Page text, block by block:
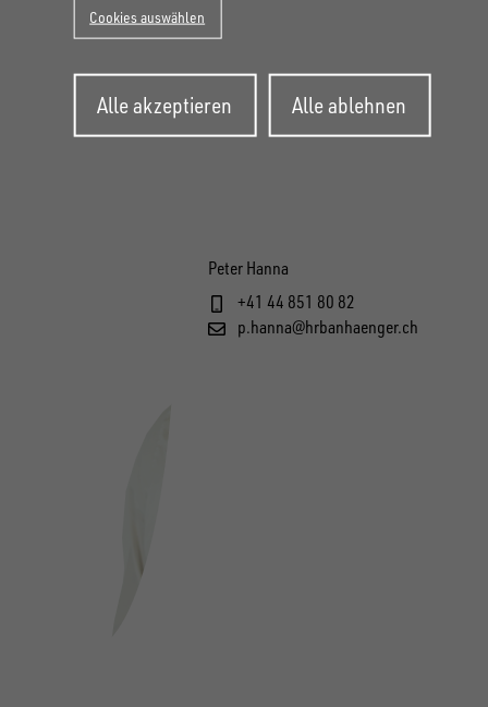
Peter Hanna
+41 44 851 80 82
p.hanna@hrbanhaenger.ch
Cookies auswählen
Alle akzeptieren
zurückziehen
Alle ablehnen